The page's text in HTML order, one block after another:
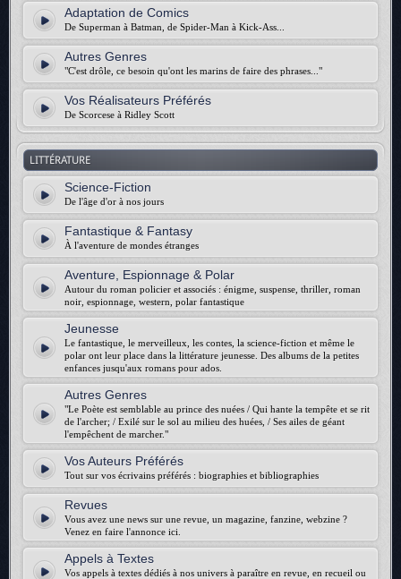
Adaptation de Comics
De Superman à Batman, de Spider-Man à Kick-Ass...
Autres Genres
"C'est drôle, ce besoin qu'ont les marins de faire des phrases..."
Vos Réalisateurs Préférés
De Scorcese à Ridley Scott
LITTÉRATURE
Science-Fiction
De l'âge d'or à nos jours
Fantastique & Fantasy
À l'aventure de mondes étranges
Aventure, Espionnage & Polar
Autour du roman policier et associés : énigme, suspense, thriller, roman
noir, espionnage, western, polar fantastique
Jeunesse
Le fantastique, le merveilleux, les contes, la science-fiction et même le
polar ont leur place dans la littérature jeunesse. Des albums de la petites
enfances jusqu'aux romans pour ados.
Autres Genres
"Le Poète est semblable au prince des nuées / Qui hante la tempête et se rit
de l'archer; / Exilé sur le sol au milieu des huées, / Ses ailes de géant
l'empêchent de marcher."
Vos Auteurs Préférés
Tout sur vos écrivains préférés : biographies et bibliographies
Revues
Vous avez une news sur une revue, un magazine, fanzine, webzine ?
Venez en faire l'annonce ici.
Appels à Textes
Vos appels à textes dédiés à nos univers à paraître en revue, en recueil ou